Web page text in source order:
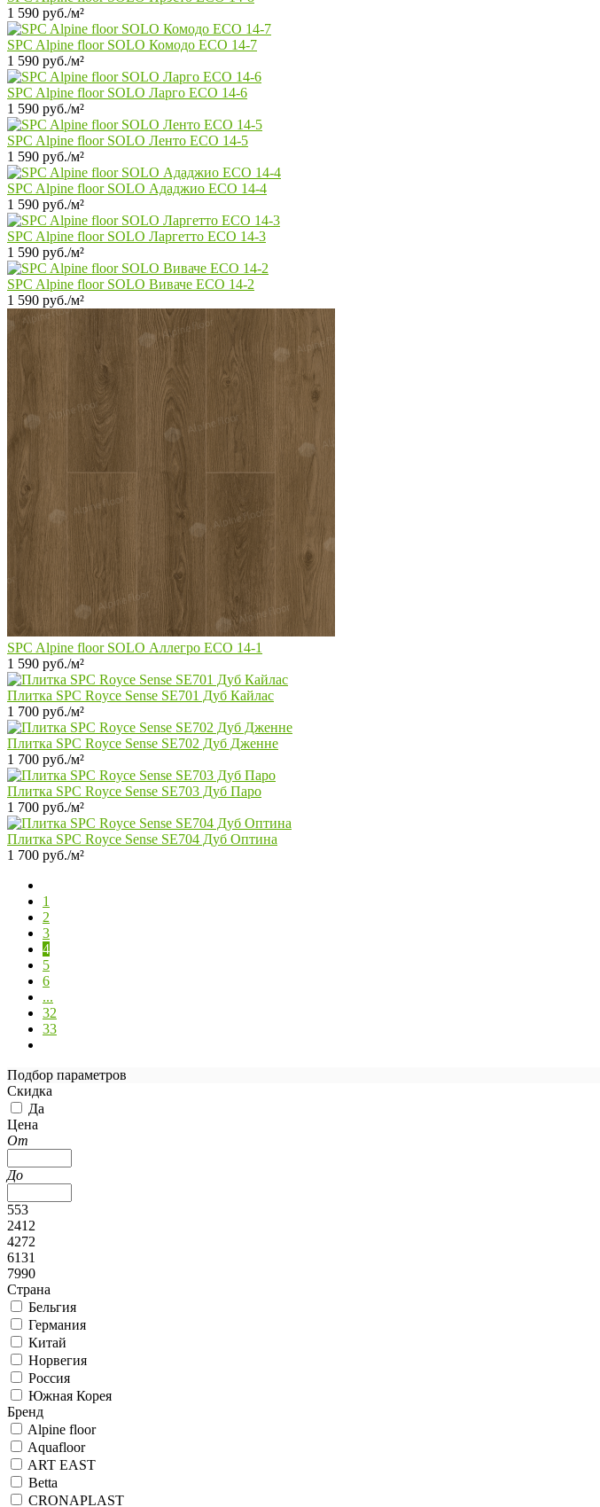
1 590 руб./м²
SPC Alpine floor SOLO Комодо ECO 14-7
1 590 руб./м²
SPC Alpine floor SOLO Ларго ECO 14-6
1 590 руб./м²
SPC Alpine floor SOLO Ленто ECO 14-5
1 590 руб./м²
SPC Alpine floor SOLO Ададжио ECO 14-4
1 590 руб./м²
SPC Alpine floor SOLO Ларгетто ECO 14-3
1 590 руб./м²
SPC Alpine floor SOLO Виваче ECO 14-2
1 590 руб./м²
SPC Alpine floor SOLO Аллегро ECO 14-1
1 590 руб./м²
Плитка SPC Royce Sense SE701 Дуб Кайлас
1 700 руб./м²
Плитка SPC Royce Sense SE702 Дуб Дженне
1 700 руб./м²
Плитка SPC Royce Sense SE703 Дуб Паро
1 700 руб./м²
Плитка SPC Royce Sense SE704 Дуб Оптина
1 700 руб./м²
1
2
3
4
5
6
...
32
33
Подбор параметров
Скидка
Да
Цена
От
До
553
2412
4272
6131
7990
Страна
Бельгия
Германия
Китай
Норвегия
Россия
Южная Корея
Бренд
Alpine floor
Aquafloor
ART EAST
Betta
CRONAPLAST